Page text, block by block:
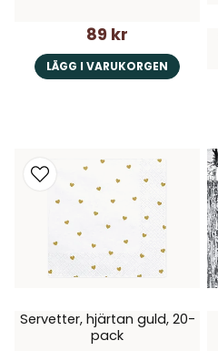
89 kr
LÄGG I VARUKORGEN
Servetter, hjärtan guld, 20-
pack